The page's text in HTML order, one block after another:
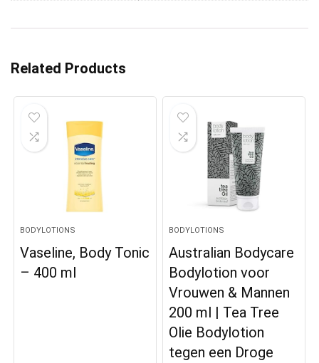
Related Products
BODYLOTIONS
Vaseline, Body Tonic
– 400 ml
BODYLOTIONS
Australian Bodycare
Bodylotion voor
Vrouwen & Mannen
200 ml | Tea Tree
Olie Bodylotion
tegen een Droge